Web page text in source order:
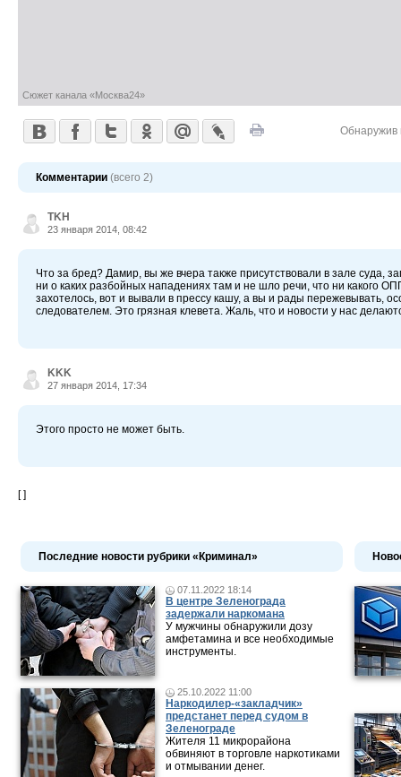
Сюжет канала «Москва24»
Обнаружив
Комментарии (всего 2)
TKH
23 января 2014, 08:42
Что за бред? Дамир, вы же вчера также присутствовали в зале суда,
ни о каких разбойных нападениях там и не шло речи, что ни какого
захотелось, вот и вывали в прессу кашу, а вы и рады пережевывать,
следователем. Это грязная клевета. Жаль, что и новости у нас
KKK
27 января 2014, 17:34
Этого просто не может быть.
[ ]
Последние новости рубрики «Криминал»
07.11.2022 18:14
В центре Зеленограда
задержали наркомана
У мужчины обнаружили дозу
амфетамина и все необходимые
инструменты.
25.10.2022 11:00
Наркодилер-«закладчик»
предстанет перед судом в
Зеленограде
Жителя 11 микрорайона
обвиняют в торговле наркотиками
и отмывании денег.